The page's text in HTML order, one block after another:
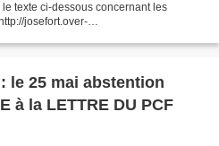
texte ci-dessous concernant les
josefort.over-
le 25 mai abstention
à la LETTRE DU PCF